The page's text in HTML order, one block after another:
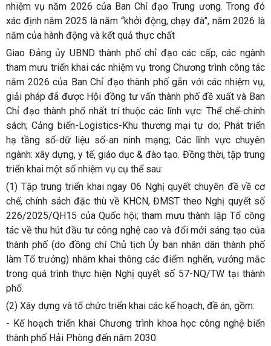
nhiệm vụ năm 2026 của Ban Chỉ đạo Trung ương. Trong đó
xác định năm 2025 là năm “khởi động, chạy đà”, năm 2026 là
năm của hành động và kết quả thực chất
Giao Đảng ủy UBND thành phố chỉ đạo các cấp, các ngành
tham mưu triển khai các nhiệm vụ trong Chương trình công tác
năm 2026 của Ban Chỉ đạo thành phố gắn với các nhiệm vụ,
giải pháp đã được Hội đồng tư vấn thành phố đề xuất và Ban
Chỉ đạo thành phố nhất trí thuộc các lĩnh vực: Thể chế-chính
sách; Cảng biển-Logistics-Khu thương mại tự do; Phát triển
hạ tầng số-dữ liệu số-an ninh mạng; Các lĩnh vực chuyên
ngành: xây dựng, y tế, giáo dục & đào tạo. Đồng thời, tập trung
triển khai một số nhiệm vụ cụ thể sau:
(1) Tập trung triển khai ngay 06 Nghị quyết chuyên đề về cơ
chế, chính sách đặc thù về KHCN, ĐMST theo Nghị quyết số
226/2025/QH15 của Quốc hội; tham mưu thành lập Tổ công
tác về thu hút đầu tư công nghệ cao và đổi mới sáng tạo của
thành phố (do đồng chí Chủ tịch Ủy ban nhân dân thành phố
làm Tổ trưởng) nhằm khai thông các điểm nghẽn, vướng mắc
trong quá trình thực hiện Nghị quyết số 57-NQ/TW tại thành
phố.
(2) Xây dựng và tổ chức triển khai các kế hoạch, đề án, gồm:
- Kế hoạch triển khai Chương trình khoa học công nghệ biển
thành phố Hải Phòng đến năm 2030.